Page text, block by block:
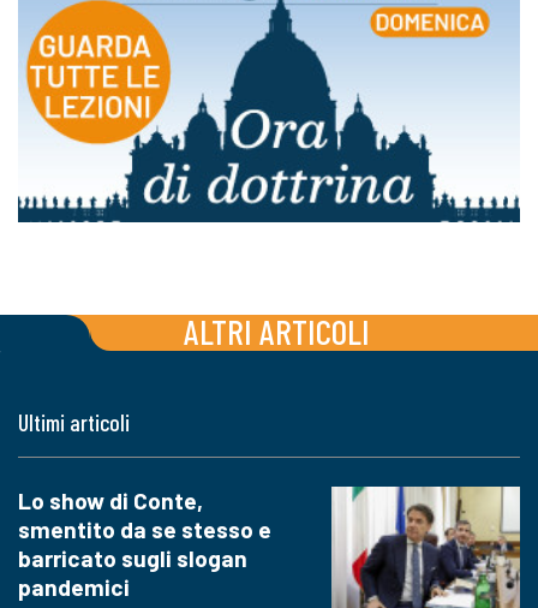
ALTRI ARTICOLI
Ultimi articoli
Lo show di Conte,
smentito da se stesso e
barricato sugli slogan
pandemici